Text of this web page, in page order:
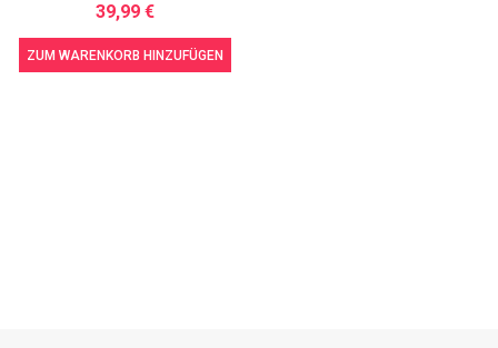
39,99 €
ZUM WARENKORB HINZUFÜGEN